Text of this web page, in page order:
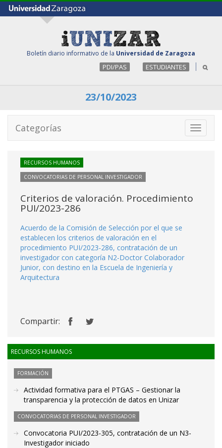
Boletín diario informativo de la Universidad de Zaragoza
PDI/PAS ESTUDIANTES
23/10/2023
Toggle
Categorías
RECURSOS HUMANOS
CONVOCATORIAS DE PERSONAL INVESTIGADOR
Criterios de valoración. Procedimiento
PUI/2023-286
Acuerdo de la Comisión de Selección por el que se
establecen los criterios de valoración en el
procedimiento PUI/2023-286, contratación de un
investigador con categoría N2-Doctor Colaborador
Junior, con destino en la Escuela de Ingeniería y
Arquitectura
Compartir:
RECURSOS HUMANOS
FORMACIÓN
Actividad formativa para el PTGAS – Gestionar la
transparencia y la protección de datos en Unizar
CONVOCATORIAS DE PERSONAL INVESTIGADOR
Convocatoria PUI/2023-305, contratación de un N3-
Investigador iniciado